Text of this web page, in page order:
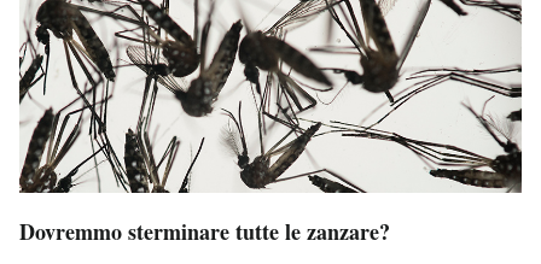
CALENDARIO
AREA PERSONALE
Area Personale
Notifiche mobile
Dovremmo sterminare tutte le zanzare?